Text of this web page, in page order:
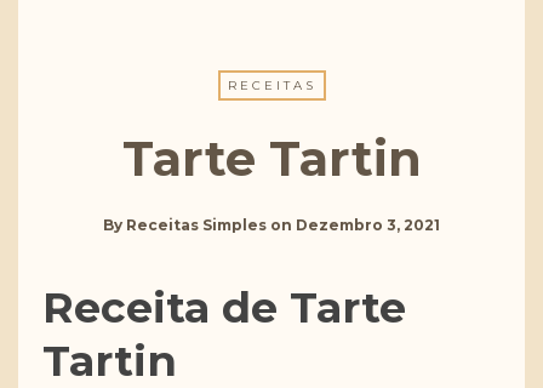
RECEITAS
Tarte Tartin
By Receitas Simples on Dezembro 3, 2021
Receita de Tarte
Tartin